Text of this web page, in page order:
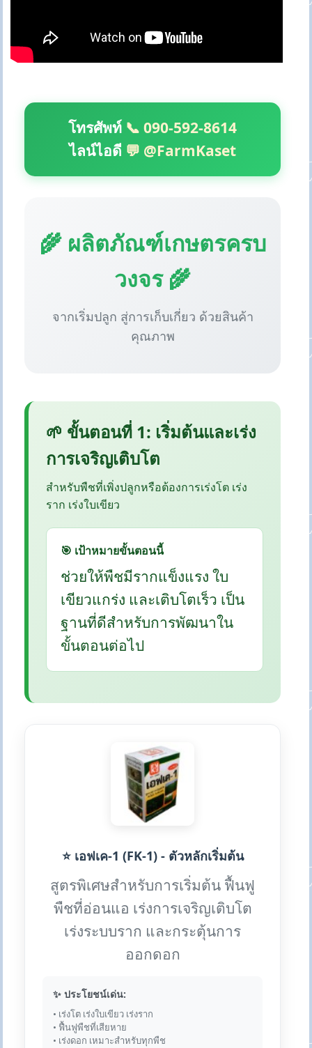
โทรศัพท์ 📞 090-592-8614
ไลน์ไอดี 💬 @FarmKaset
🌾 ผลิตภัณฑ์เกษตรครบ
วงจร 🌾
จากเริ่มปลูก สู่การเก็บเกี่ยว ด้วยสินค้า
คุณภาพ
🌱 ขั้นตอนที่ 1: เริ่มต้นและเร่ง
การเจริญเติบโต
สำหรับพืชที่เพิ่งปลูกหรือต้องการเร่งโต เร่ง
ราก เร่งใบเขียว
🎯 เป้าหมายขั้นตอนนี้
ช่วยให้พืชมีรากแข็งแรง ใบ
เขียวแกร่ง และเติบโตเร็ว เป็น
ฐานที่ดีสำหรับการพัฒนาใน
ขั้นตอนต่อไป
⭐ เอฟเค-1 (FK-1) - ตัวหลักเริ่มต้น
สูตรพิเศษสำหรับการเริ่มต้น ฟื้นฟู
พืชที่อ่อนแอ เร่งการเจริญเติบโต
เร่งระบบราก และกระตุ้นการ
ออกดอก
✨ ประโยชน์เด่น:
• เร่งโต เร่งใบเขียว เร่งราก
• ฟื้นฟูพืชที่เสียหาย
• เร่งดอก เหมาะสำหรับทุกพืช